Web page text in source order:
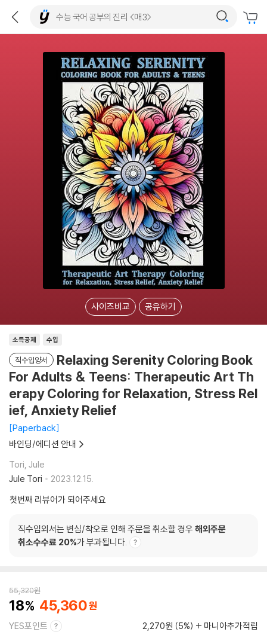
사이즈비교 공유하기
소득공제 수입
직수입양서
Relaxing Serenity Coloring Book
For Adults & Teens: Therapeutic Art Th
erapy Coloring for Relaxation, Stress Rel
ief, Anxiety Relief
Paperback
바인딩/에디션 안내
Tori, Jule
Jule Tori
2023.12.15.
첫번째 리뷰어가 되어주세요
직수입외서는 변심/착오로 인해 주문을 취소할 경우 해외주문
취소수수료 20%가 부과됩니다.
55,320원
18 45,360
YES포인트 2,270원 (5%) 마니아추가적립